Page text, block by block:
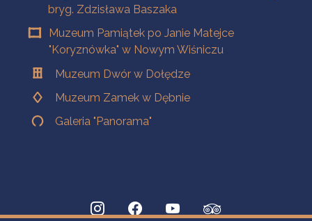
bryg. Zdzisława Baszaka
Muzeum Pamiątek po Janie Matejce
"Koryznówka" w Nowym Wiśniczu
Muzeum Dwór w Dołędze
Muzeum Zamek w Dębnie
Galeria "Panorama"